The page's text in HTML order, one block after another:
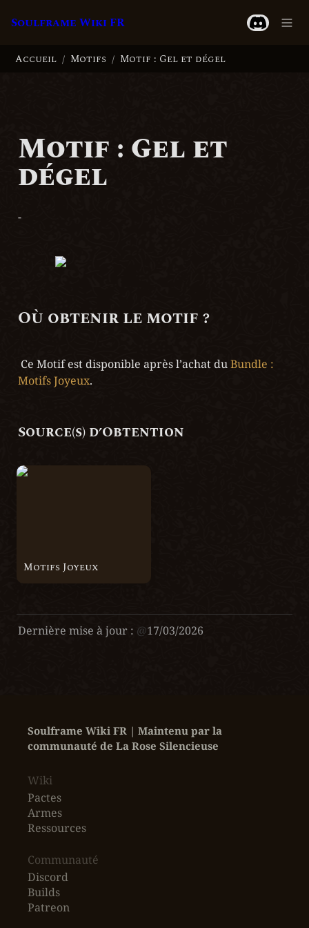
Soulframe Wiki FR
Accueil / Motifs / Motif : Gel et dégel
Motif : Gel et
dégel
-
Où obtenir le motif ?
Ce Motif est disponible après l’achat du Bundle :
Motifs Joyeux.
Source(s) d’Obtention
Motifs Joyeux
Motifs Joyeux
Dernière mise à jour : @17/03/2026
Soulframe Wiki FR | Maintenu par la
communauté de La Rose Silencieuse
Wiki
Pactes
Armes
Ressources
‎Communauté
Discord
Builds
Patreon